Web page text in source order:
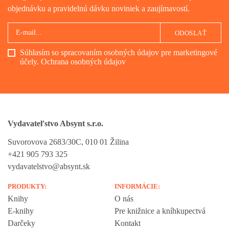
objednávku a pravidelnú dávku noviniek a zaujímavostí.
Súhlasím so spracovaním osobných údajov pre marketingové
účely. Ochrana osobných údajov
ODOSLAŤ
Vydavateľstvo Absynt s.r.o.
Suvorovova 2683/30C, 010 01 Žilina
+421 905 793 325
vydavatelstvo@absynt.sk
PRODUKTY:
Knihy
E-knihy
Darčeky
INFORMÁCIE:
O nás
Pre knižnice a kníhkupectvá
Kontakt